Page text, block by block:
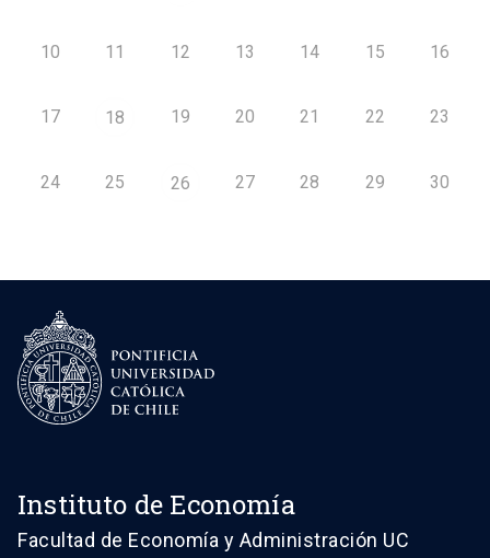
10 11 12 13 14 15 16
17 18 19 20 21 22 23
24 25 26 27 28 29 30
Instituto de Economía
Facultad de Economía y Administración UC